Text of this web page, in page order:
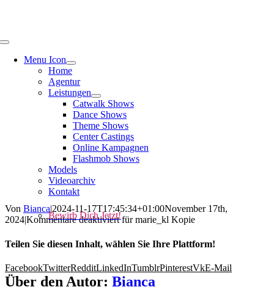
Menu Icon
Home
Agentur
Leistungen
Catwalk Shows
Dance Shows
Theme Shows
Center Castings
Online Kampagnen
Flashmob Shows
Models
Videoarchiv
Kontakt
Bewirb Dich Jetzt!
Von Bianca|2024-11-17T17:45:34+01:00November 17th,
2024|Kommentare deaktiviertfür marie_kl Kopie
Teilen Sie diesen Inhalt, wählen Sie Ihre Plattform!
FacebookTwitterRedditLinkedInTumblrPinterestVkE-Mail
Über den Autor: Bianca